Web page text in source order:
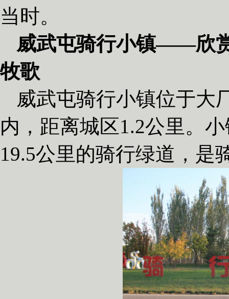
当时。
威武屯骑行小镇——欣
牧歌
威武屯骑行小镇位于大
内，距离城区1.2公里。
19.5公里的骑行绿道，是